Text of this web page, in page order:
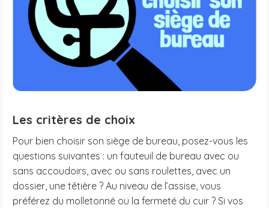
Les critères de choix
Pour bien choisir son siège de bureau, posez-vous les
questions suivantes : un fauteuil de bureau avec ou
sans accoudoirs, avec ou sans roulettes, avec un
dossier, une têtière ? Au niveau de l’assise, vous
préférez du molletonné ou la fermeté du cuir ? Si vos